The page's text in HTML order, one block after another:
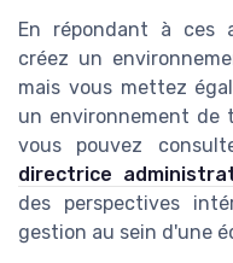
En répondant à ces
créez un
mais vous mettez
un environnement de
vous pouvez
directrice
des perspectives
gestion au sein d'une